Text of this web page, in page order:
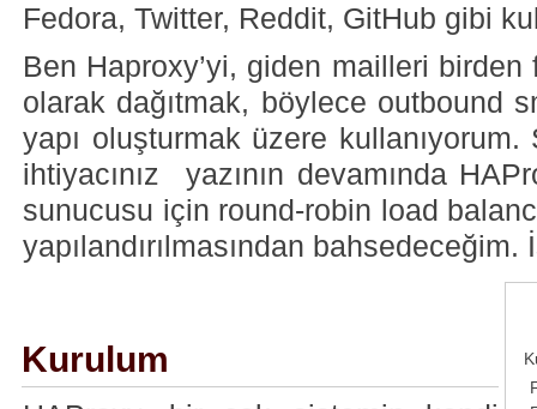
Fedora, Twitter, Reddit, GitHub gibi
Ben Haproxy’yi, giden mailleri
olarak dağıtmak, böylece outbound
yapı oluşturmak üzere
ihtiyacınız yazının devamında
sunucusu için round-robin load
yapılandırılmasından
Kurulum